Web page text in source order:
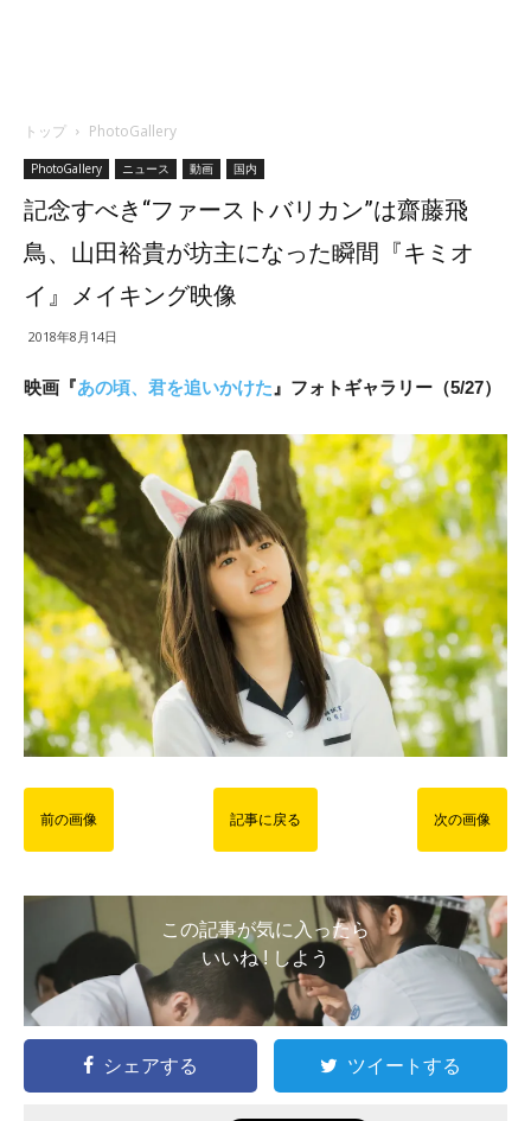
トップ PhotoGallery
PhotoGallery ニュース 動画 国内
記念すべき“ファーストバリカン”は齋藤飛
鳥、山田裕貴が坊主になった瞬間『キミオ
イ』メイキング映像
2018年8月14日
映画『あの頃、君を追いかけた 』フォトギャラリー（5/27）
前の画像 記事に戻る 次の画像
この記事が気に入ったら
いいね ! しよう
シェアする ツイートする